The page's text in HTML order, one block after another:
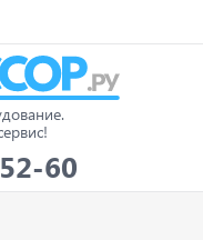
60